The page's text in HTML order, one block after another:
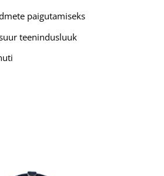
paigutamiseks
teenindusluuk